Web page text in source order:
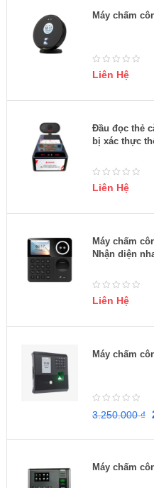
Máy chấm
Liên Hệ
Đầu đọc thẻ
bị xác thực
Liên Hệ
Máy chấm
Nhận diện
Liên Hệ
Máy chấm
3.250.000₫
Máy chấm